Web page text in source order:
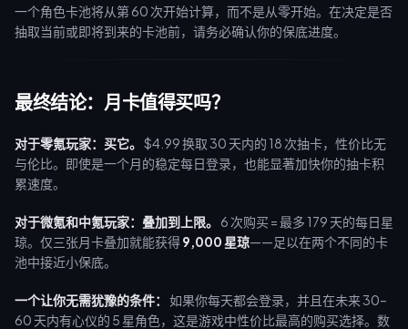
一个角色卡池将从第 60 次开始计算，而不是从零开始。在决定是否
抽取当前或即将到来的卡池前，请务必确认你的保底进度。
最终结论：月卡值得买吗？
对于零氪玩家：买它。 $4.99 换取 30 天内的 18 次抽卡，性价比无
与伦比。即使是一个月的稳定每日登录，也能显著加快你的抽卡积
累速度。
对于微氪和中氪玩家：叠加到上限。
6 次购买 = 最多 179 天的每日星
琼。仅三张月卡叠加就能获得9,000 星琼——足以在两个不同的卡
池中接近小保底。
一个让你无需犹豫的条件：
如果你每天都会登录，并且在未来 30–
60 天内有心仪的 5 星角色，这是游戏中性价比最高的购买选择。数